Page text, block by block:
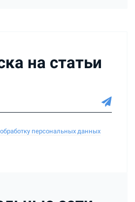
на статьи
обработку персональных данных